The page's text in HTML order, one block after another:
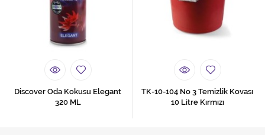
Discover Oda Kokusu Elegant
320 ML
TK-10-104 No 3 Temizlik Kovası
10 Litre Kırmızı